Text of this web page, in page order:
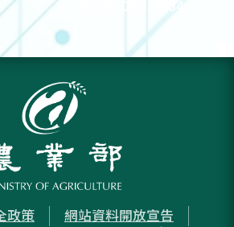
94-03-01:13,934
政策
網站資料開放宣告